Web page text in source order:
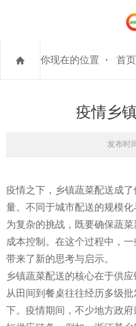
你现在的位置 首页
疫情乡
发布时
疫情之下，乡镇蔬菜配送成
量。不同于城市配送的规模
为复杂的挑战，既要确保蔬
成本控制。在这个过程中，
带来了新的思考与启示。
乡镇蔬菜配送的核心在于供
从田间到餐桌往往经历多级
下。疫情期间，不少地方政府